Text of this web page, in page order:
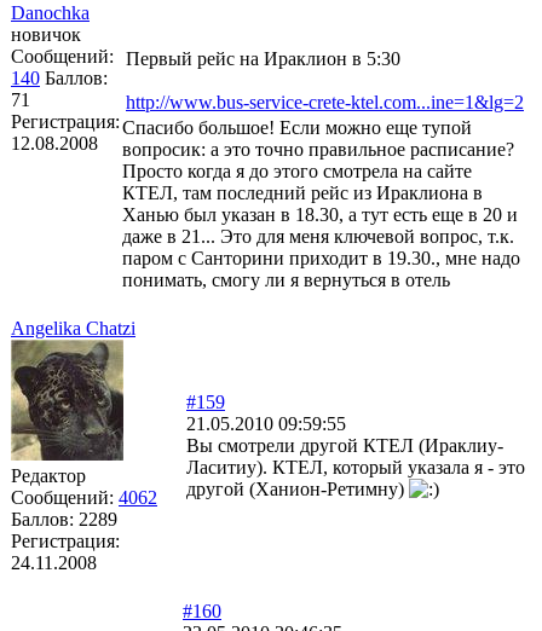
Danochka
новичок
Сообщений:
140 Баллов:
71
Регистрация:
12.08.2008
Первый рейс на Ираклион в 5:30
http://www.bus-service-crete-ktel.com...ine=1&lg=2
Спасибо большое! Если можно еще тупой
вопросик: а это точно правильное расписание?
Просто когда я до этого смотрела на сайте
КТЕЛ, там последний рейс из Ираклиона в
Ханью был указан в 18.30, а тут есть еще в 20 и
даже в 21... Это для меня ключевой вопрос, т.к.
паром с Санторини приходит в 19.30., мне надо
понимать, смогу ли я вернуться в отель
Angelika Chatzi
Редактор
Сообщений: 4062
Баллов: 2289
Регистрация:
24.11.2008
#159
21.05.2010 09:59:55
Вы смотрели другой КТЕЛ (Ираклиу-
Ласитиу). КТЕЛ, который указала я - это
другой (Ханион-Ретимну)
#160